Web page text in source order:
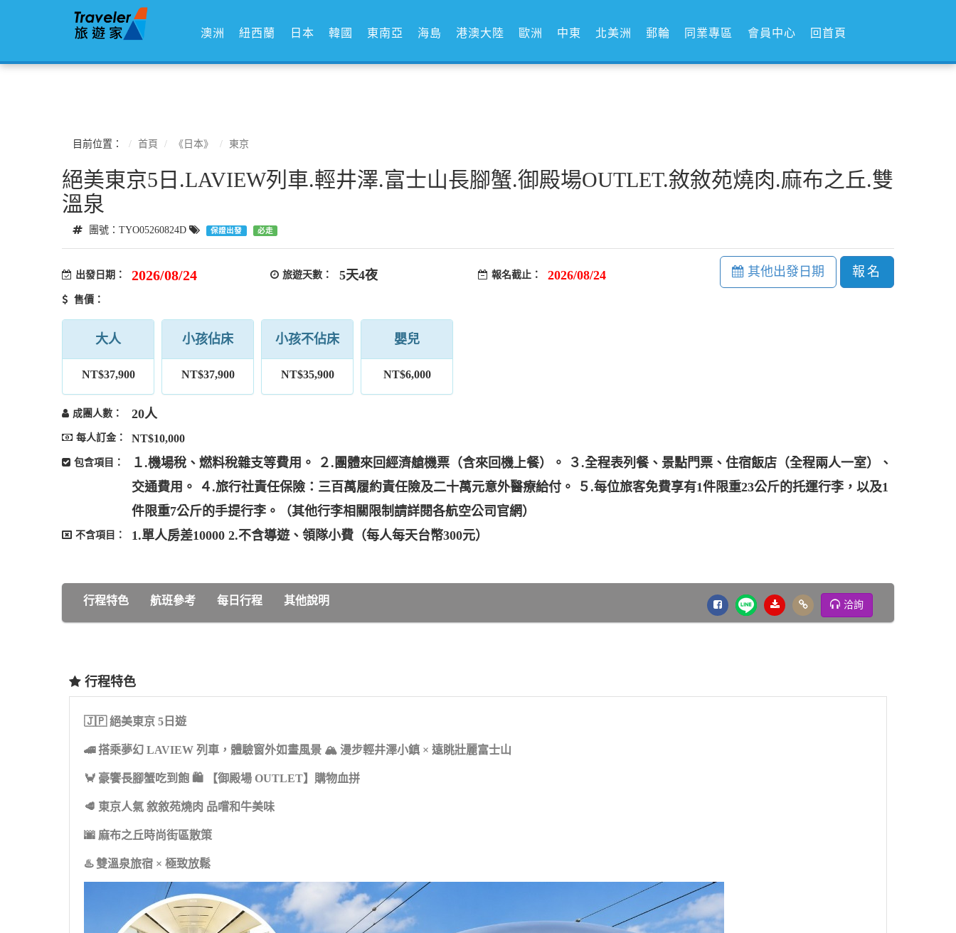
澳洲 紐西蘭 日本 韓國 東南亞 海島 港澳大陸 歐洲 中東 北美洲 郵輪 同業專區 會員中心 回首頁
目前位置： 首頁 《日本》 東京
絕美東京5日.LAVIEW列車.輕井澤.富士山長腳蟹.御殿場OUTLET.敘敘苑燒肉.麻布之丘.雙
溫泉
團號：TYO05260824D 保證出發 必走
出發日期： 2026/08/24 旅遊天數： 5天4夜 報名截止： 2026/08/24 其他出發日期 報名
售價：
大人
NT$37,900
小孩佔床
NT$37,900
小孩不佔床
NT$35,900
嬰兒
NT$6,000
成團人數： 20人
每人訂金： NT$10,000
包含項目：
１.機場稅、燃料稅雜支等費用。 ２.團體來回經濟艙機票（含來回機上餐）。 ３.全程表列餐、景點門票、住宿飯店（全程兩人一室）、
交通費用。 ４.旅行社責任保險：三百萬履約責任險及二十萬元意外醫療給付。 ５.每位旅客免費享有1件限重23公斤的托運行李，以及1
件限重7公斤的手提行李。（其他行李相關限制請詳閱各航空公司官網）
不含項目： 1.單人房差10000 2.不含導遊、領隊小費（每人每天台幣300元）
行程特色 航班參考 每日行程 其他說明 洽詢
行程特色
🇯🇵 絕美東京 5日遊
🚄 搭乘夢幻 LAVIEW 列車，體驗窗外如畫風景 🏔 漫步輕井澤小鎮 × 遠眺壯麗富士山
🦀 豪饗長腳蟹吃到飽 🛍 【御殿場 OUTLET】購物血拼
🥩 東京人氣 敘敘苑燒肉 品嚐和牛美味
🌆 麻布之丘時尚街區散策
♨️ 雙溫泉旅宿 × 極致放鬆